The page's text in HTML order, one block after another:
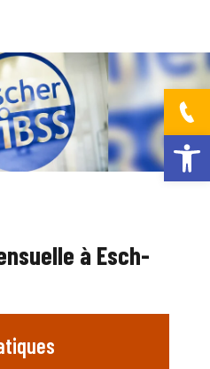
Ouvrir la
à Esch-